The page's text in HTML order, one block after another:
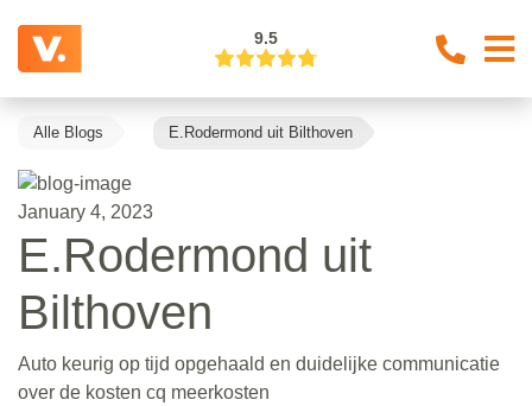
9.5
Alle Blogs E.Rodermond uit Bilthoven
January 4, 2023
E.Rodermond uit
Bilthoven
Auto keurig op tijd opgehaald en duidelijke communicatie
over de kosten cq meerkosten